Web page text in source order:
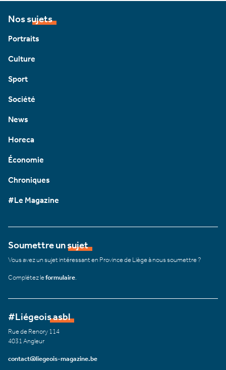
Nos sujets
Portraits
Culture
Sport
Société
News
Horeca
Économie
Chroniques
#Le Magazine
Soumettre un sujet
Vous avez un sujet intéressant en Province de Liège à nous soumettre ?
Complétez leformulaire
#Liégeois asbl
Rue de Renory 114
4031 Angleur
contact@liegeois-magazine.be